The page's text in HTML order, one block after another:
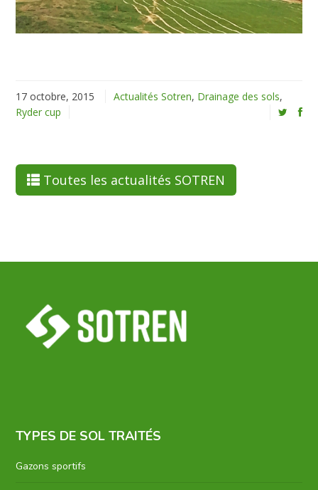
17 octobre, 2015 Actualités Sotren, Drainage des sols,
Ryder cup
Toutes les actualités SOTREN
TYPES DE SOL TRAITÉS
Gazons sportifs